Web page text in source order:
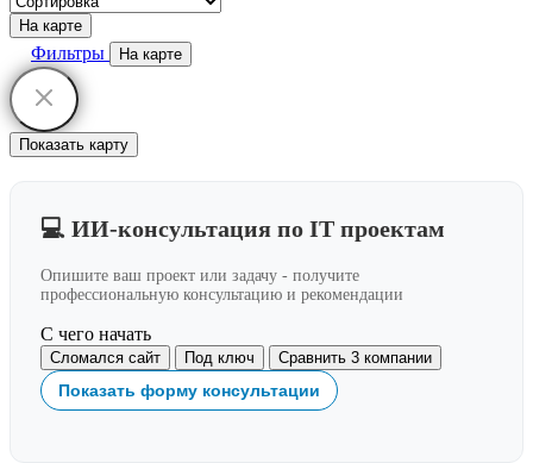
На карте
Фильтры На карте
Показать карту
💻 ИИ-консультация по IT проектам
Опишите ваш проект или задачу - получите
профессиональную консультацию и рекомендации
С чего начать
Сломался сайт Под ключ Сравнить 3 компании
Показать форму консультации